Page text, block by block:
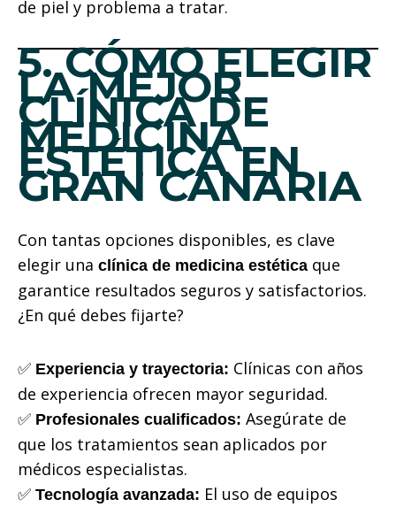
de piel y problema a tratar.
5. CÓMO ELEGIR
LA MEJOR
CLÍNICA DE
MEDICINA
ESTÉTICA EN
GRAN CANARIA
Con tantas opciones disponibles, es clave
elegir una clínica de medicina estética que
garantice resultados seguros y satisfactorios.
¿En qué debes fijarte?
✅ Experiencia y trayectoria: Clínicas con años
de experiencia ofrecen mayor seguridad.
✅ Profesionales cualificados: Asegúrate de
que los tratamientos sean aplicados por
médicos especialistas.
✅ Tecnología avanzada: El uso de equipos